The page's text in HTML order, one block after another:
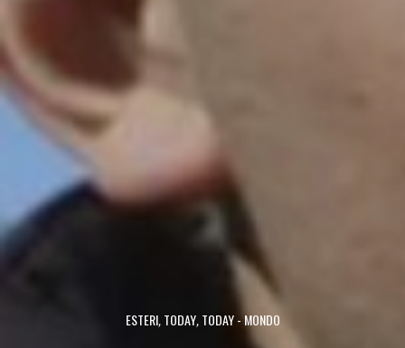
ESTERI, TODAY, TODAY - MONDO